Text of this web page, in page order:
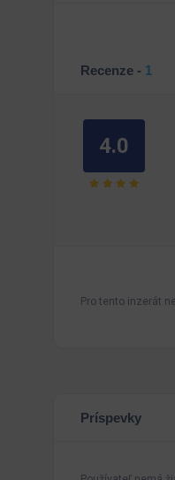
Recenze - 1
4.0
Pro tento inzerát
Príspevky